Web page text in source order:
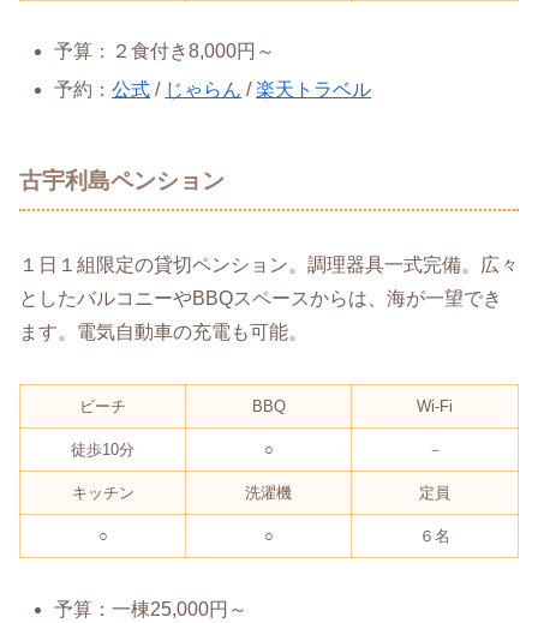
予算：２食付き8,000円～
予約：公式 / じゃらん /楽天トラベル
古宇利島ペンション
１日１組限定の貸切ペンション。調理器具一式完備。広々
としたバルコニーやBBQスペースからは、海が一望でき
ます。電気自動車の充電も可能。
ビーチ BBQ Wi-Fi
徒歩10分 ○ －
キッチン 洗濯機 定員
○ ○ ６名
予算：一棟25,000円～